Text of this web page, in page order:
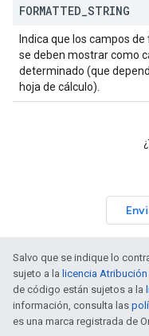
FORMATTED STRING
Indica que los campos
se deben mostrar como
determinado (que
hoja de cálculo).
Salvo que se indique lo
sujeto a la licencia
de código están sujetos a la
información, consulta las
es una marca registrada de